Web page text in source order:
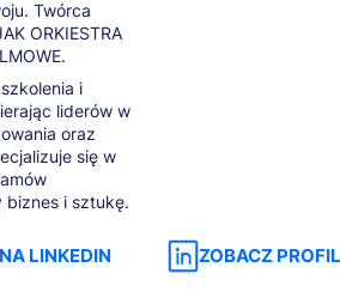
Twórca
ORKIESTRA
i
liderów w
oraz
się w
biznes i sztukę.
LINKEDIN ZOBACZ